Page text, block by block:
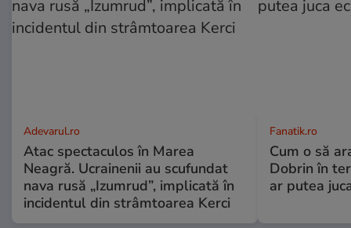
Adevarul.ro
Atac spectaculos în Marea
Neagră. Ucrainenii au scufundat
nava rusă „Izumrud”, implicată în
incidentul din strâmtoarea Kerci
Fanatik.ro
Cum o să
Dobrin în
ar putea